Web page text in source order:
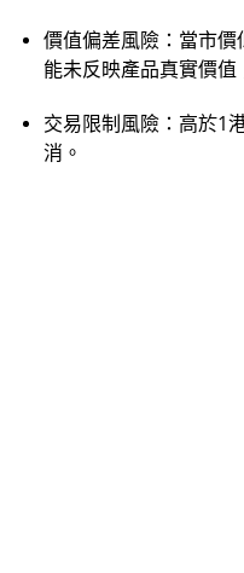
價值偏差風險：當市
能未反映產品真實價值
交易限制風險：高於1
消。